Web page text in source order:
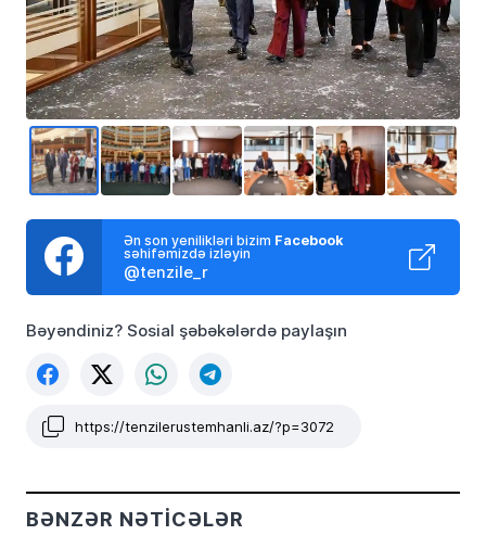
Ən son yenilikləri bizim Facebook
səhifəmizdə izləyin
@tenzile_r
Bəyəndiniz? Sosial şəbəkələrdə paylaşın
https://tenzilerustemhanli.az/?p=3072
BƏNZƏR NƏTICƏLƏR